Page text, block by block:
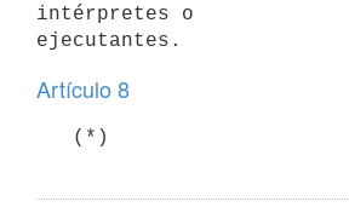
intérpretes o
Artículo 8
   (*)